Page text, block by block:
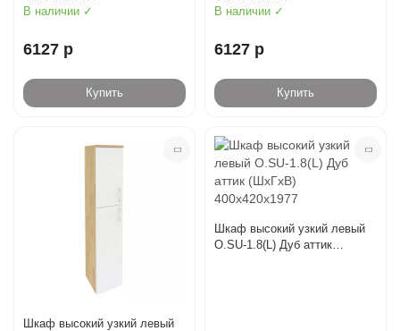
В наличии ✓
6127 р
Купить
В наличии ✓
6127 р
Купить
Шкаф высокий узкий левый
Шкаф высокий узкий левый
O.SU-1.8(L) Дуб аттик